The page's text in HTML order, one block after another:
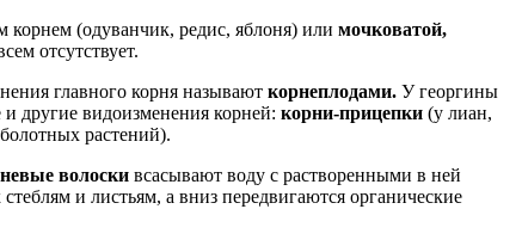
корнем (одуванчик, редис, яблоня) или мочковатой,
отсутствует.
главного корня называют корнеплодами. У георгины
другие видоизменения корней: корни-прицепки (у лиан,
растений).
волоски всасывают воду с растворенными в ней
и листьям, а вниз передвигаются органические